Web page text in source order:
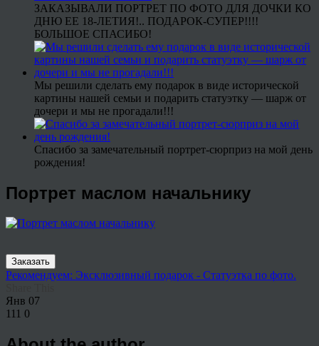
ЗАКАЗЫВАЛИ ПОРТРЕТ ПО ФОТО ДЛЯ ДОЧКИ КО
ДНЮ ЕЕ 18-ЛЕТИЯ!.. ПОДАРОК-СУПЕР!!!!
БОЛЬШОЕ СПАСИБО!
Мы решили сделать ему подарок в виде исторической
картины нашей семьи и подарить статуэтку — шарж от
дочери и мы не прогадали!!!
Спасибо за замечательный портрет-сюрприз на мой день
рождения!
Портрет маслом начальнику
Заказать
Рекомендуем: Эксклюзивный подарок - Статуэтка по фото.
Янв 07
111 0